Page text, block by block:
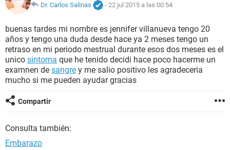
NUTRICIÓN
BIENESTAR
SEXUALIDAD
GLOSARIO
Dr. Carlos Salinas
- 22 jul 2015 a las 00:54
buenas tardes mi nombre es jennifer villanueva tengo 20
años y tengo una duda desde hace ya 2 meses tengo un
retraso en mi periodo mestrual durante esos dos meses es el
unico sintoma que he tenido decidi hace poco hacerme un
examnen de sangre y me salio positivo les agradeceria
mucho si me pueden ayudar gracias
Compartir
Consulta también:
Embarazo